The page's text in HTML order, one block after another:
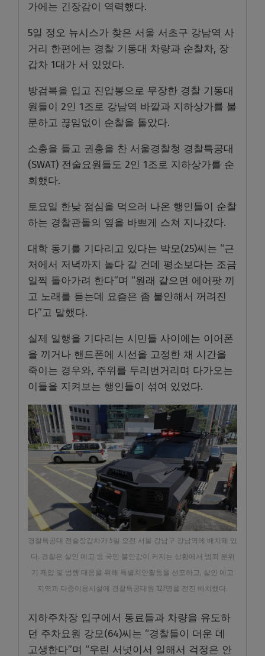
가에는 긴장감이 역력했다.
5일 정오 뉴시스가 찾은 서울 서초구 강남역 사
거리 한편에는 경찰 기동대 차량과 순찰차, 장
갑차 1대가 서 있었다.
방검복을 입고 진압봉으로 무장한 경찰 기동대
원들이 2인 1조로 강남역 바깥과 지하상가를 불
문하고 끊임없이 순찰을 돌았다.
소총을 들고 권총을 찬 서울경찰청 경찰특공대
(SWAT) 전술요원들도 2인 1조로 지하상가를 순
회했다.
토요일 한낮 점심을 먹으러 나온 행인들이 순찰
하는 경찰관들의 옆을 바쁘게 스쳐 지나갔다.
대학 동기를 기다리고 있다는 박모(25)씨는 “근
처에서 저녁까지 놀다 갈 건데 평소보다는 조금
일찍 돌아가려 한다”며 “원래 같으면 에어팟 끼
고 노래를 듣는데 요즘은 좀 불안해서 꺼려진
다”고 말했다.
실제 일행을 기다리는 시민들 사이에는 이어폰
을 끼거나 핸드폰에 시선을 고정한 채 시간을
죽이는 경우와, 주위를 두리번거리며 다가오는
이들을 지켜보는 행인들이 섞여 있었다.
경찰특공대 전술장갑차가 5일 오전 서울 강남구 강남역에 배치돼 있
다. 경찰은 살인 예고 등 국민 불안감이 커지는 상황에서 범죄 분위
기 제압 및 범행 대응을 위해 특별치안활동을 선포하고, 살인 예고
지역과 다중이용시설에 경찰특공대원 127명을 전진 배치했다.
지하주차장 입구에서 동료들과 차량을 유도하
던 주차요원 강모(64)씨는 “경찰들이 더운 데
고생한다”며 “우린 서넛이서 일해서 걱정은 안